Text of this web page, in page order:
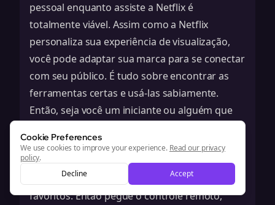
pessoal enquanto assiste a Netflix é
totalmente viável. Assim como a Netflix
personaliza sua experiência de visualização,
você pode adaptar sua marca para se conectar
com seu público. É tudo sobre encontrar as
ferramentas certas e usá-las sabiamente.
Então, seja você um iniciante ou alguém que
quer se aprimorar, lembre-se de que um pouco
de IA pode fazer muito. Você pode criar
conteúdo que fale com as pessoas, tudo
enquanto desfruta de seus programas
favoritos. Então pegue o controle remoto,
Cookie Preferences
We use cookies to improve your experience. Read our privacy
policy.
Decline
Accept